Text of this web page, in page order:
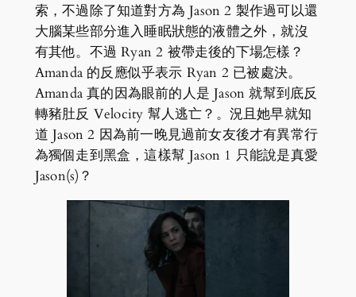
索，不過除了知道對方為 Jason 2 製作過可以還
大腦某些部分進入睡眠狀態的液體之外，就沒
有其他。不過 Ryan 2 被帶走後的下場怎樣？
Amanda 的反應似乎表示 Ryan 2 已被處決。
Amanda 真的因為眼前的人是 Jason 就幫到底反
轉豬肚反 Velocity 幫人逃亡？。況且她早就知
道 Jason 2 因為前一晚見過前女友後才有異常行
為獨個走到黑盒，這樣幫 Jason 1 只能說是真愛
Jason(s)？